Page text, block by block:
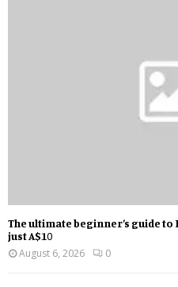
The ultimate beginner’s guide
just A$10
August 6, 2026
0